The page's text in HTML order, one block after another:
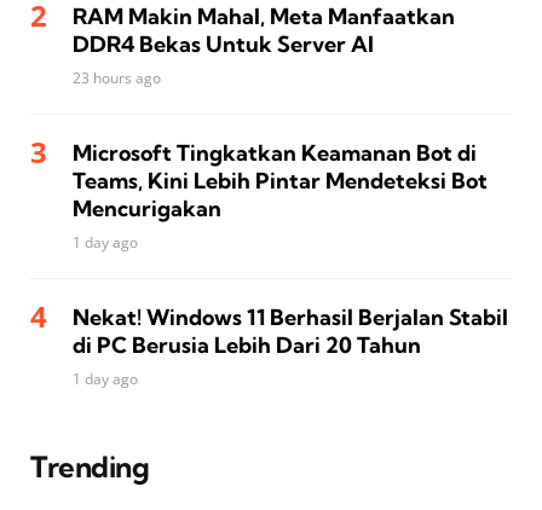
RAM Makin Mahal, Meta Manfaatkan
DDR4 Bekas Untuk Server AI
23 hours ago
Microsoft Tingkatkan Keamanan Bot di
Teams, Kini Lebih Pintar Mendeteksi Bot
Mencurigakan
1 day ago
Nekat! Windows 11 Berhasil Berjalan Stabil
di PC Berusia Lebih Dari 20 Tahun
1 day ago
Trending